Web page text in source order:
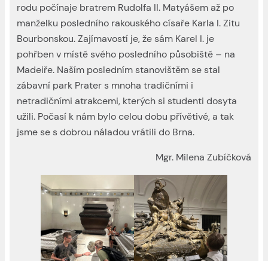
rodu počínaje bratrem Rudolfa II. Matyášem až po
manželku posledního rakouského císaře Karla I. Zitu
Bourbonskou. Zajímavostí je, že sám Karel I. je
pohřben v místě svého posledního působiště – na
Madeiře. Naším posledním stanovištěm se stal
zábavní park Prater s mnoha tradičními i
netradičními atrakcemi, kterých si studenti dosyta
užili. Počasí k nám bylo celou dobu přívětivé, a tak
jsme se s dobrou náladou vrátili do Brna.
Mgr. Milena Zubíčková